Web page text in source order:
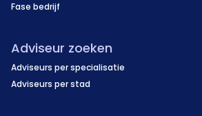
Fase bedrijf
Adviseur zoeken
Adviseurs per specialisatie
Adviseurs per stad